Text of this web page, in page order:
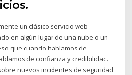
un clásico servicio web
en algún lugar de una nube o un
que cuando hablamos de
de confianza y credibilidad.
nuevos incidentes de seguridad